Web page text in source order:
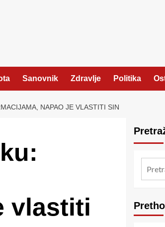
Sanovnik Zdravlje Politika
NAPAO JE VLASTITI SIN
vlastiti